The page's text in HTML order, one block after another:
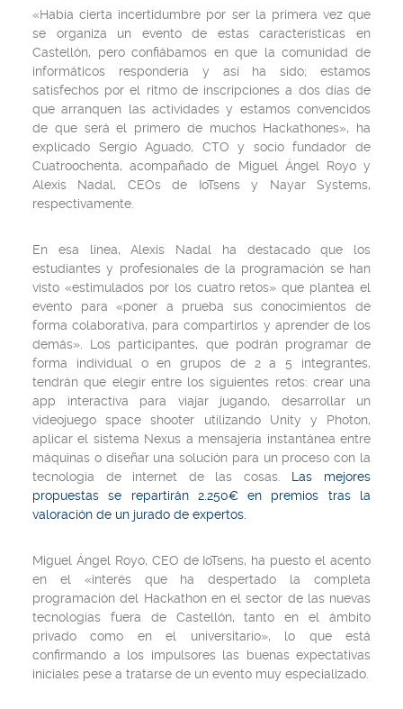
«Había cierta incertidumbre por ser la primera vez que
se organiza un evento de estas características en
Castellón, pero confiábamos en que la comunidad de
informáticos respondería y así ha sido; estamos
satisfechos por el ritmo de inscripciones a dos días de
que arranquen las actividades y estamos convencidos
de que será el primero de muchos Hackathones», ha
explicado Sergio Aguado, CTO y socio fundador de
Cuatroochenta, acompañado de Miguel Ángel Royo y
Alexis Nadal, CEOs de IoTsens y Nayar Systems,
respectivamente.
En esa línea, Alexis Nadal ha destacado que los
estudiantes y profesionales de la programación se han
visto «estimulados por los cuatro retos» que plantea el
evento para «poner a prueba sus conocimientos de
forma colaborativa, para compartirlos y aprender de los
demás». Los participantes, que podrán programar de
forma individual o en grupos de 2 a 5 integrantes,
tendrán que elegir entre los siguientes retos: crear una
app interactiva para viajar jugando, desarrollar un
videojuegospace shooter utilizando Unity y Photon,
aplicar el sistema Nexus a mensajería instantánea entre
máquinas o diseñar una solución para un proceso con la
tecnología de internet de las cosas. Las mejores
propuestas se repartirán 2.250€ en premios tras la
valoración de un jurado de expertos.
Miguel Ángel Royo, CEO de IoTsens, ha puesto el acento
en el «interés que ha despertado la completa
programación del Hackathon en el sector de las nuevas
tecnologías fuera de Castellón, tanto en el ámbito
privado como en el universitario», lo que está
confirmando a los impulsores las buenas expectativas
iniciales pese a tratarse de un evento muy especializado.